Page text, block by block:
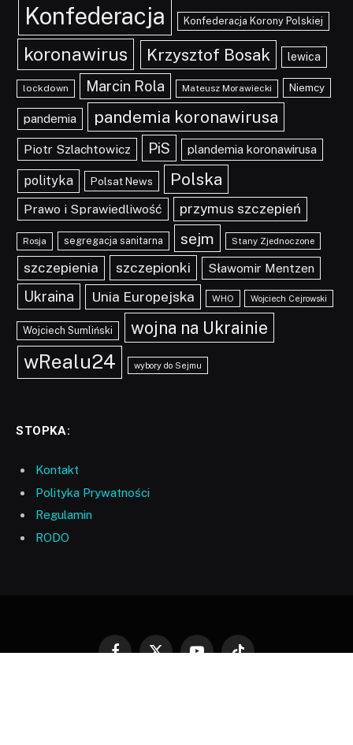
Konfederacja Konfederacja Korony Polskiej
koronawirus Krzysztof Bosak lewica
lockdown Marcin Rola Mateusz Morawiecki Niemcy
pandemia pandemia koronawirusa
Piotr Szlachtowicz PiS plandemia koronawirusa
polityka Polsat News Polska
Prawo i Sprawiedliwość przymus szczepień
Rosja segregacja sanitarna sejm Stany Zjednoczone
szczepienia szczepionki Sławomir Mentzen
Ukraina Unia Europejska WHO Wojciech Cejrowski
Wojciech Sumliński wojna na Ukrainie
wRealu24 wybory do Sejmu
STOPKA:
Kontakt
Polityka Prywatności
Regulamin
RODO